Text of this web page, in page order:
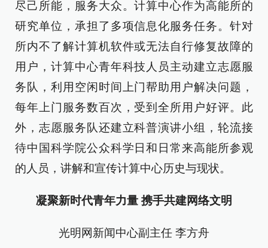
尽己所能，服务大众。计算中心作为高能所的
研究单位，承担了多项信息化服务任务。针对
所内不了解计算机软件或无法自行修复故障的
用户，计算中心青年科技人员主动建立志愿服
务队，利用空闲时间上门帮助用户解决问题，
每年上门服务数百次，受到全所用户好评。此
外，志愿服务队还建立科普演讲小组，轮流接
待中国科学院公众科学日和日常来高能所参观
的人员，讲解和宣传计算中心历史与现状。
凝聚新时代青年力量 携手共建网络文明
光明网新闻中心副主任 李方舟